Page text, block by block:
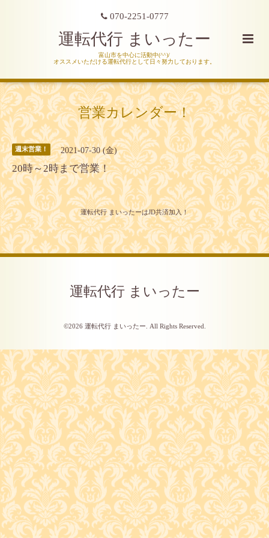
070-2251-0777
運転代行 まいったー
富山市を中心に活動中(^^)/
オススメいただける運転代行として日々努力しております。
営業カレンダー！
週末営業！ 2021-07-30 (金)
20時～2時まで営業！
運転代行 まいったーはJD共済加入！
運転代行 まいったー
©2026 運転代行 まいったー . All Rights Reserved.